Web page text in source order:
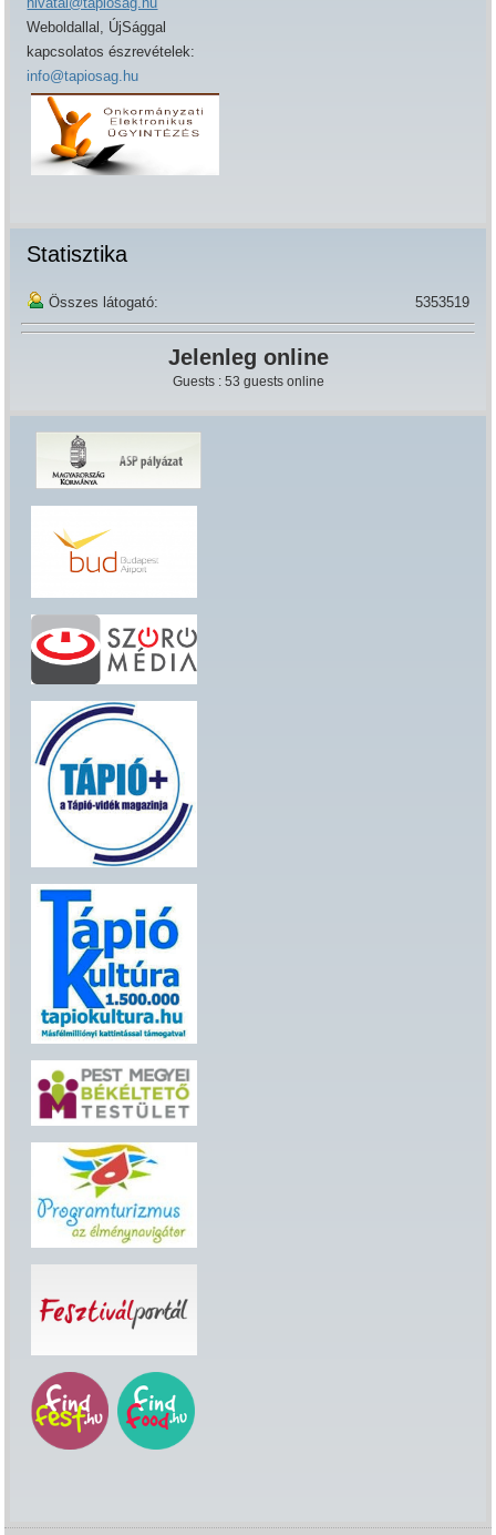
Weboldallal, ÚjSággal
kapcsolatos észrevételek:
info@tapiosag.hu
Statisztika
Összes látogató: 5353519
Jelenleg online
Guests : 53 guests online